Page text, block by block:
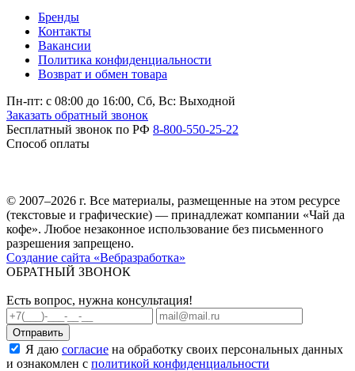
Бренды
Контакты
Вакансии
Политика конфиденциальности
Возврат и обмен товара
Пн-пт: c 08:00 до 16:00, Сб, Вс: Выходной
Заказать обратный звонок
Бесплатный звонок по РФ 8-800-550-25-22
Способ оплаты
© 2007–2026 г. Все материалы, размещенные на этом ресурсе
(текстовые и графические) — принадлежат компании «Чай да
кофе». Любое незаконное использование без письменного
разрешения запрещено.
Создание сайта «Вебразработка»
ОБРАТНЫЙ ЗВОНОК
Есть вопрос, нужна консультация!
Я даю согласие на обработку своих персональных данных
и ознакомлен с политикой конфиденциальности